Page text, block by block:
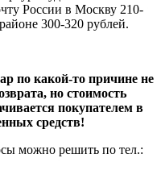
России в Москву 210-
300-320 рублей.
по какой-то причине не
но стоимость
покупателем в
средств!
можно решить по тел.: